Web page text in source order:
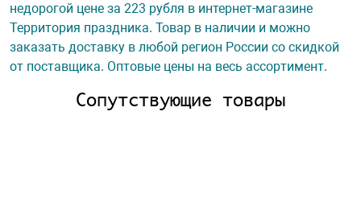
недорогой цене за 223 рубля в интернет-магазине
Территория праздника. Товар в наличии и можно
заказать доставку в любой регион России со скидкой
от поставщика. Оптовые цены на весь ассортимент.
Сопутствующие товары